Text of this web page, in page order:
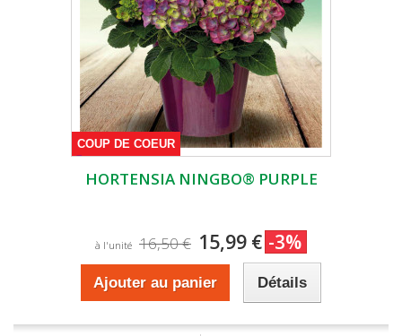
COUP DE COEUR
HORTENSIA NINGBO® PURPLE
à l'unité 16,50 € 15,99 € -3%
Ajouter au panier Détails